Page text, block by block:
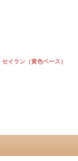
イラン（黄色ベース）